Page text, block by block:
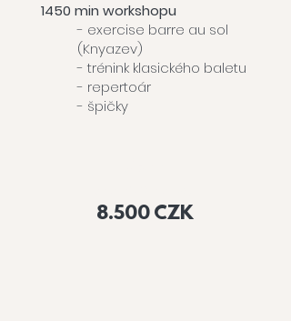
1450 min workshopu
- exercise barre au sol
(Knyazev)
- trénink klasického baletu
- repertoár
- špičky
8.500 CZK